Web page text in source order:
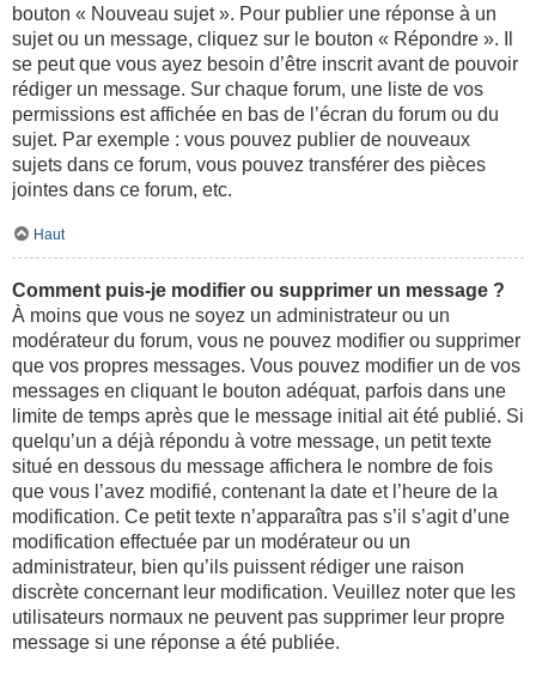
bouton « Nouveau sujet ». Pour publier une réponse à un
sujet ou un message, cliquez sur le bouton « Répondre ». Il
se peut que vous ayez besoin d’être inscrit avant de pouvoir
rédiger un message. Sur chaque forum, une liste de vos
permissions est affichée en bas de l’écran du forum ou du
sujet. Par exemple : vous pouvez publier de nouveaux
sujets dans ce forum, vous pouvez transférer des pièces
jointes dans ce forum, etc.
Haut
Comment puis-je modifier ou supprimer un message ?
À moins que vous ne soyez un administrateur ou un
modérateur du forum, vous ne pouvez modifier ou supprimer
que vos propres messages. Vous pouvez modifier un de vos
messages en cliquant le bouton adéquat, parfois dans une
limite de temps après que le message initial ait été publié. Si
quelqu’un a déjà répondu à votre message, un petit texte
situé en dessous du message affichera le nombre de fois
que vous l’avez modifié, contenant la date et l’heure de la
modification. Ce petit texte n’apparaîtra pas s’il s’agit d’une
modification effectuée par un modérateur ou un
administrateur, bien qu’ils puissent rédiger une raison
discrète concernant leur modification. Veuillez noter que les
utilisateurs normaux ne peuvent pas supprimer leur propre
message si une réponse a été publiée.